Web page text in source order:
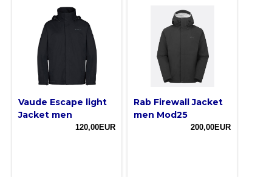
Vaude Escape light
Jacket men
120,00EUR
Rab Firewall Jacket
men Mod25
200,00EUR